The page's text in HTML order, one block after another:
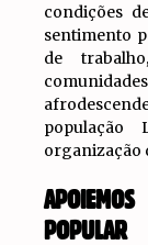
condições
sentimento
de
população
organização
POPULAR